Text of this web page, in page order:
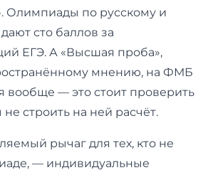
Олимпиады по русскому и
сто баллов за
ЕГЭ. А «Высшая проба»,
мнению, на ФМБ
вообще — это стоит проверить
строить на ней расчёт.
рычаг для тех, кто не
— индивидуальные